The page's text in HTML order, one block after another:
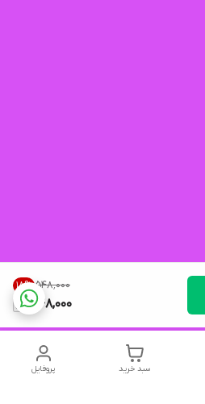
۵۴۸٬۰۰۰ 18%
448,000
پروفایل سبد خرید